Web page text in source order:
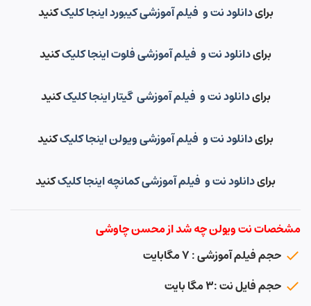
برایدانلود نت و فیلم آموزشی کیبورد اینجا کلیککنید
برایدانلود نت و فیلم آموزشی فلوت اینجا کلیککنید
برایدانلود نت و فیلم آموزشی گیتار اینجا کلیککنید
برایدانلود نت و فیلم آموزشی ویولن اینجا کلیککنید
برایدانلود نت و فیلم آموزشی کمانچه اینجا کلیککنید
مشخصات نت ویولن چه شد از محسن چاوشی
حجم فیلم آموزشی : ۷ مگابایت
حجم فایل نت :۳ مگا بایت